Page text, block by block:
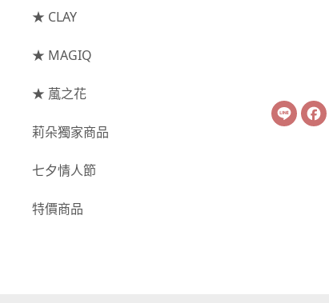
- 庭園玫瑰
- 其他玫瑰
主花
菊花
-
蘭花⧸大理花
康乃馨
提籃
★ CLAY
★ MAGIQ
★ 葻之花
莉朵獨家商品
七夕情人節
特價商品
Line